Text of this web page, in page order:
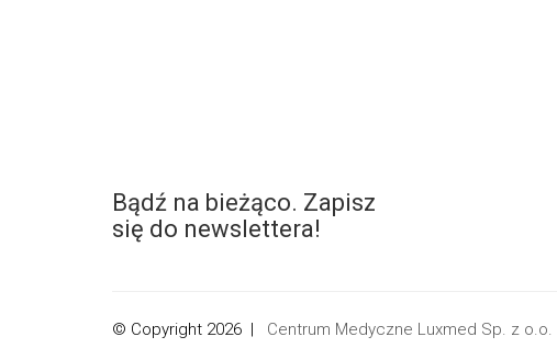
Bądź na bieżąco. Zapisz
się do newslettera!
© Copyright 2026 | Centrum Medyczne Luxmed Sp. z o.o.